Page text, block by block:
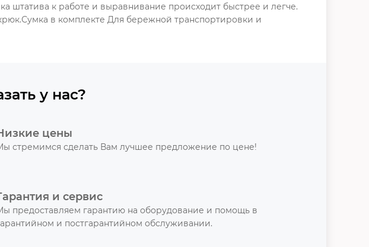
штатива к работе и выравнивание происходит быстрее и легче.
в комплекте Для бережной транспортировки и
у нас?
цены
стремимся сделать Вам лучшее предложение по цене!
и сервис
предоставляем гарантию на оборудование и помощь в
и постгарантийном обслуживании.